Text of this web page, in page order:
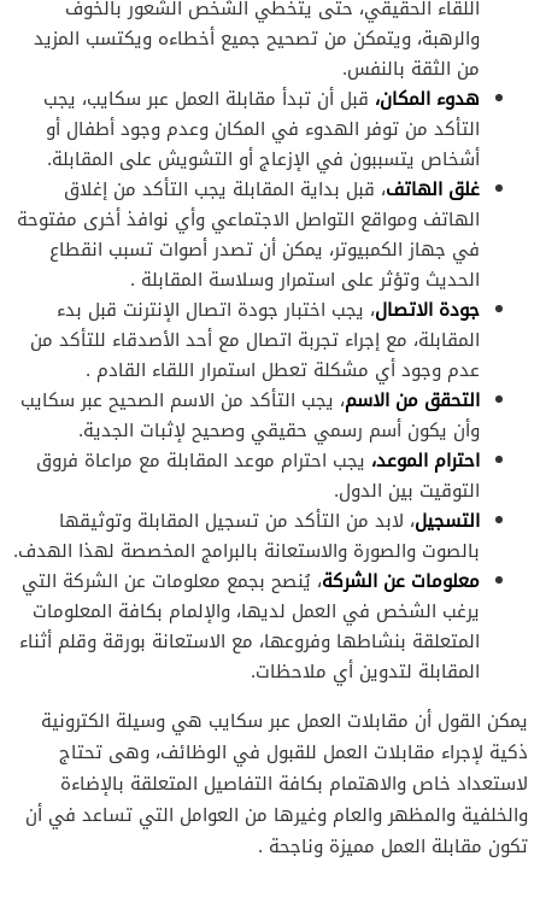
اللقاء الحقيقي، حتى يتخطي الشخص الشعور بالخوف
والرهبة، ويتمكن من تصحيح جميع أخطاءه ويكتسب المزيد
من الثقة بالنفس.
هدوء المكان، قبل أن تبدأ مقابلة العمل عبر سكايب، يجب
التأكد من توفر الهدوء في المكان وعدم وجود أطفال أو
أشخاص يتسببون في الإزعاج أو التشويش على المقابلة.
غلق الهاتف، قبل بداية المقابلة يجب التأكد من إغلاق
الهاتف ومواقع التواصل الاجتماعي وأي نوافذ أخرى مفتوحة
في جهاز الكمبيوتر، يمكن أن تصدر أصوات تسبب انقطاع
الحديث وتؤثر على استمرار وسلاسة المقابلة .
جودة الاتصال، يجب اختبار جودة اتصال الإنترنت قبل بدء
المقابلة، مع إجراء تجربة اتصال مع أحد الأصدقاء للتأكد من
عدم وجود أي مشكلة تعطل استمرار اللقاء القادم .
التحقق من الاسم، يجب التأكد من الاسم الصحيح عبر سكايب
وأن يكون أسم رسمي حقيقي وصحيح لإثبات الجدية.
احترام الموعد، يجب احترام موعد المقابلة مع مراعاة فروق
التوقيت بين الدول.
التسجيل، لابد من التأكد من تسجيل المقابلة وتوثيقها
بالصوت والصورة والاستعانة بالبرامج المخصصة لهذا الهدف.
معلومات عن الشركة، يُنصح بجمع معلومات عن الشركة التي
يرغب الشخص في العمل لديها، والإلمام بكافة المعلومات
المتعلقة بنشاطها وفروعها، مع الاستعانة بورقة وقلم أثناء
المقابلة لتدوين أي ملاحظات.
يمكن القول أن مقابلات العمل عبر سكايب هي وسيلة الكترونية
ذكية لإجراء مقابلات العمل للقبول في الوظائف، وهى تحتاج
لاستعداد خاص والاهتمام بكافة التفاصيل المتعلقة بالإضاءة
والخلفية والمظهر والعام وغيرها من العوامل التي تساعد في أن
تكون مقابلة العمل مميزة وناجحة .